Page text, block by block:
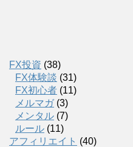
FX投資 (38)
FX体験談 (31)
FX初心者 (11)
メルマガ(3)
メンタル (7)
ルール (11)
アフィリエイト (40)